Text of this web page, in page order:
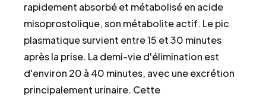
rapidement absorbé et métabolisé en acide
misoprostolique, son métabolite actif. Le pic
plasmatique survient entre 15 et 30 minutes
après la prise. La demi-vie d'élimination est
d'environ 20 à 40 minutes, avec une excrétion
principalement urinaire. Cette